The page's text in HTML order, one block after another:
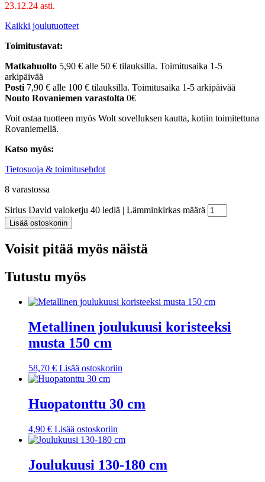
23.12.24 asti.
Kaikki joulutuotteet
Toimitustavat:
Matkahuolto 5,90 € alle 50 € tilauksilla. Toimitusaika 1-5
arkipäivää
Posti 7,90 € alle 100 € tilauksilla. Toimitusaika 1-5 arkipäivää
Nouto Rovaniemen varastolta 0€
Voit ostaa tuotteen myös Wolt sovelluksen kautta, kotiin toimitettuna
Rovaniemellä.
Katso myös:
Tietosuoja & toimitusehdot
8 varastossa
Sirius David valoketju 40 lediä | Lämminkirkas määrä
Lisää ostoskoriin
Voisit pitää myös näistä
Tutustu myös
Metallinen joulukuusi koristeeksi
musta 150 cm
58,70 € Lisää ostoskoriin
Huopatonttu 30 cm
4,90 € Lisää ostoskoriin
Joulukuusi 130-180 cm